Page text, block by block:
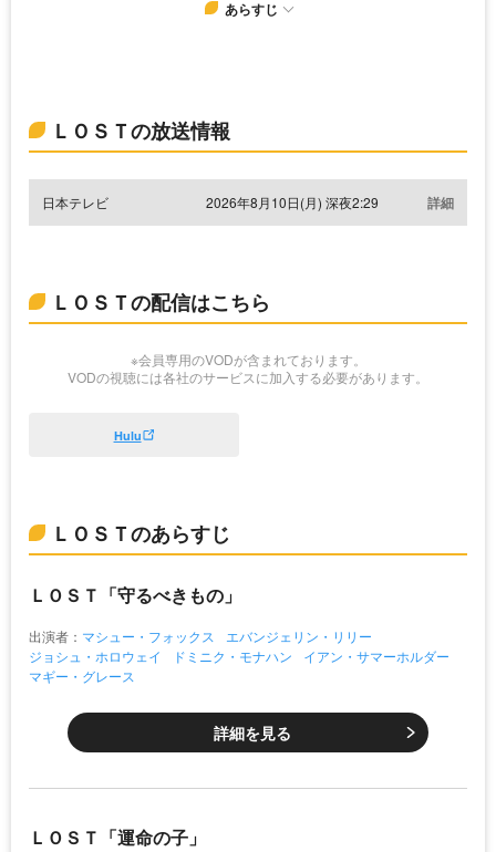
あらすじ
ＬＯＳＴの放送情報
日本テレビ 2026年8月10日(月) 深夜2:29 詳細
ＬＯＳＴの配信はこちら
※会員専用のVODが含まれております。
VODの視聴には各社のサービスに加入する必要があります。
Hulu
ＬＯＳＴのあらすじ
ＬＯＳＴ「守るべきもの」
出演者： マシュー・フォックス
エバンジェリン・リリー
ジョシュ・ホロウェイ
ドミニク・モナハン
イアン・サマーホルダー
マギー・グレース
詳細を見る
ＬＯＳＴ「運命の子」